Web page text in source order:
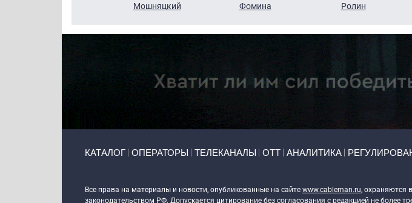
Мошняцкий
Фомина
Ролин
КАТАЛОГ ОПЕРАТОРЫ ТЕЛЕКАНАЛЫ ОТТ АНАЛИТИКА
Все права на материалы и новости, опубликованные на сайте www.cableman.ru, охраняются
законодательством РФ. Допускается цитирование без согласования с редакцией не более